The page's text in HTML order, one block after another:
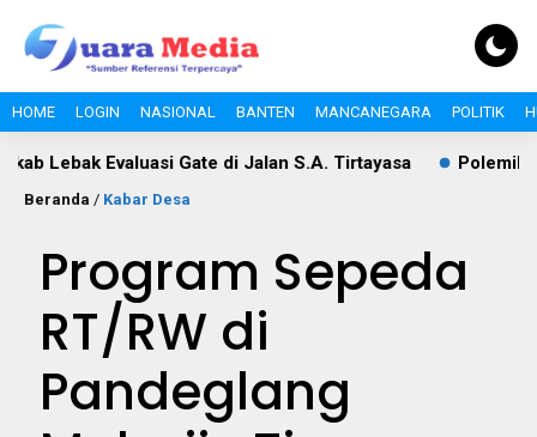
HOME LOGIN NASIONAL BANTEN MANCANEGARA POLITIK
Evaluasi Gate di Jalan S.A. Tirtayasa Polemik Pajak Tol
Beranda / Kabar Desa
Program Sepeda
RT/RW di
Pandeglang